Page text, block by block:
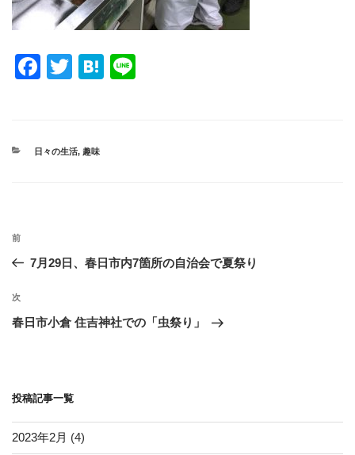
F
e
T
er
H
カ
日々の生活, 趣味
投
ビ
ゲ
ン
過
去
投
稿
前
7月29日、春日市内7箇所の自治会で夏祭り
次
の
次
春日市小倉 住吉神社での「虫祭り」
投稿記事一覧
2023年2月 (4)